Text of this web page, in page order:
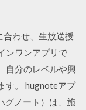
わせ、生放送授
ンワンアプリで
自分のレベルや興
す。 hugnoteアプ
グノート）は、施